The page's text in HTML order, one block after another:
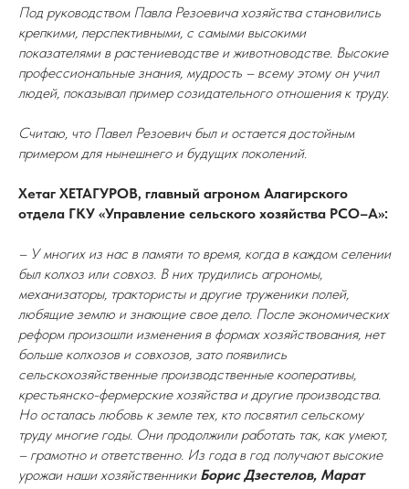
Под руководством Павла Резоевича хозяйства становились
крепкими, перспективными, с самыми высокими
показателями в растениеводстве и животноводстве. Высокие
профессиональные знания, мудрость – всему этому он учил
людей, показывал пример созидательного отношения к труду.
Считаю, что Павел Резоевич был и остается достойным
примером для нынешнего и будущих поколений.
Хетаг ХЕТАГУРОВ, главный агроном Алагирского
отдела ГКУ «Управление сельского хозяйства РСО–А»:
– У многих из нас в памяти то время, когда в каждом селении
был колхоз или совхоз. В них трудились агрономы,
механизаторы, трактористы и другие труженики полей,
любящие землю и знающие свое дело. После экономических
реформ произошли изменения в формах хозяйствования, нет
больше колхозов и совхозов, зато появились
сельскохозяйственные производственные кооперативы,
крестьянско-фермерские хозяйства и другие производства.
Но осталась любовь к земле тех, кто посвятил сельскому
труду многие годы. Они продолжили работать так, как умеют,
– грамотно и ответственно. Из года в год получают высокие
урожаи наши хозяйственники Борис Дзестелов, Марат